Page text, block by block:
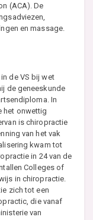
(ACA). De
en massage.
de VS bij wet
de geneeskunde
In
het onwettig
is chiropractie
van het vak
kwam tot
in 24 van de
Colleges of
in chiropractie.
zich tot een
die vanaf
van